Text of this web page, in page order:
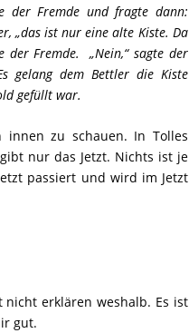
der Fremde und fragte dann:
„das ist nur eine alte Kiste. Da
der Fremde. „Nein,“ sagte der
gelang dem Bettler die Kiste
gefüllt war.
zu schauen. In Tolles
nur das Jetzt. Nichts ist je
passiert und wird im Jetzt
erklären weshalb. Es ist
gut.